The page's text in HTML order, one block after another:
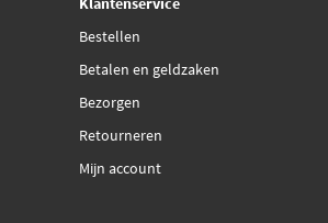
Bestellen
Betalen en geldzaken
Bezorgen
Retourneren
Mijn account